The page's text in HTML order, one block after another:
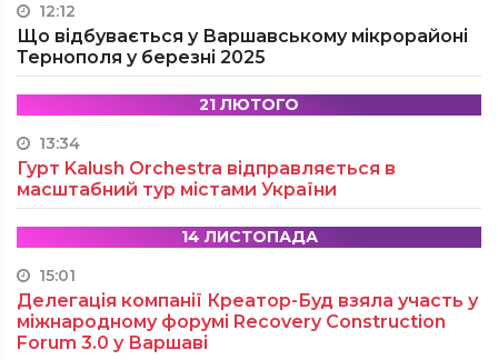
12:12
Що відбувається у Варшавському мікрорайоні
Тернополя у березні 2025
21 ЛЮТОГО
13:34
Гурт Kalush Orchestra відправляється в
масштабний тур містами України
14 ЛИСТОПАДА
15:01
Делегація компанії Креатор-Буд взяла участь у
міжнародному форумі Recovery Construction
Forum 3.0 у Варшаві